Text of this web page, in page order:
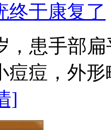
终于康复了
，患手部
痘痘，外
]